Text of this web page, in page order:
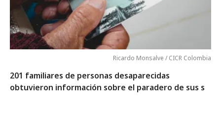
Ricardo Monsalve / CICR Colombia
201 familiares de personas desaparecidas
obtuvieron información sobre el paradero de sus s